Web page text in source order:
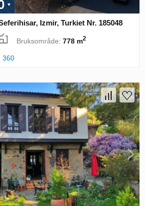
Izmir, Turkiet Nr. 185048
Bruksområde:778 m2
360